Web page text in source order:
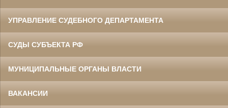
УПРАВЛЕНИЕ СУДЕБНОГО ДЕПАРТАМЕНТА
СУДЫ СУБЪЕКТА РФ
МУНИЦИПАЛЬНЫЕ ОРГАНЫ ВЛАСТИ
ВАКАНСИИ